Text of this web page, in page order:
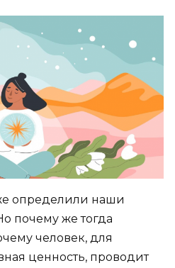
определили наши
почему же тогда
человек, для
ценность, проводит